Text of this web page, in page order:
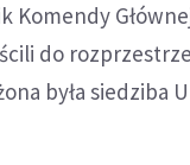
Komendy
do
była siedziba